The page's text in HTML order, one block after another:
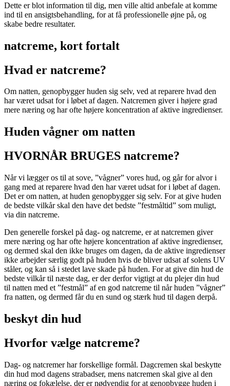
Dette er blot information til dig, men ville altid anbefale at komme
ind til en ansigtsbehandling, for at få professionelle øjne på, og
skabe bedre resultater.
natcreme, kort fortalt
Hvad er natcreme?
Om natten, genopbygger huden sig selv, ved at reparere hvad den
har været udsat for i løbet af dagen. Natcremen giver i højere grad
mere næring og har ofte højere koncentration af aktive ingredienser.
Huden vågner om natten
HVORNÅR BRUGES natcreme?
Når vi lægger os til at sove, ”vågner” vores hud, og går for alvor i
gang med at reparere hvad den har været udsat for i løbet af dagen.
Det er om natten, at huden genopbygger sig selv. For at give huden
de bedste vilkår skal den have det bedste ”festmåltid” som muligt,
via din natcreme.
Den generelle forskel på dag- og natcreme, er at natcremen giver
mere næring og har ofte højere koncentration af aktive ingredienser,
og dermed skal den ikke bruges om dagen, da de aktive ingredienser
ikke arbejder særlig godt på huden hvis de bliver udsat af solens UV
ståler, og kan så i stedet lave skade på huden. For at give din hud de
bedste vilkår til næste dag, er der derfor vigtigt at du plejer din hud
til natten med et ”festmål” af en god natcreme til når huden ”vågner”
fra natten, og dermed får du en sund og stærk hud til dagen derpå.
beskyt din hud
Hvorfor vælge natcreme?
Dag- og natcremer har forskellige formål. Dagcremen skal beskytte
din hud mod dagens strabadser, mens natcremen skal give al den
næring og fokælelse, der er nødvendig for at genopbygge huden i